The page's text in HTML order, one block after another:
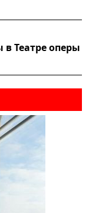
Театре оперы